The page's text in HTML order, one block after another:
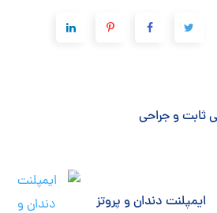
ثابت و جراحی
ایمپلنت دندان و پروتز